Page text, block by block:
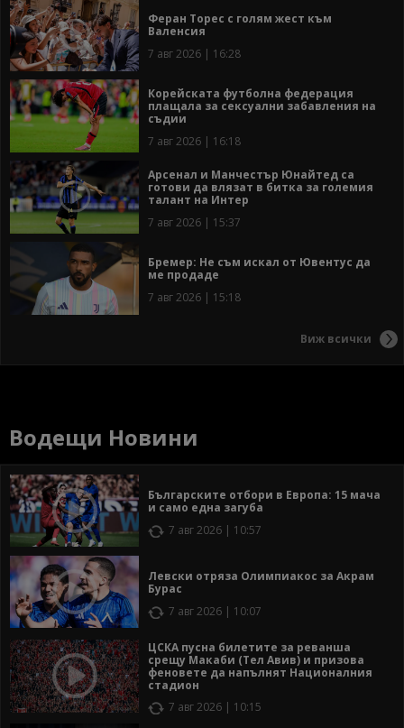
Феран Торес с голям жест към
Валенсия
7 авг 2026 | 16:28
Корейската футболна федерация
плащала за сексуални забавления на
съдии
7 авг 2026 | 16:18
Арсенал и Манчестър Юнайтед са
готови да влязат в битка за големия
талант на Интер
7 авг 2026 | 15:37
Бремер: Не съм искал от Ювентус да
ме продаде
7 авг 2026 | 15:18
Виж всички
Водещи Новини
Българските отбори в Европа: 15 мача
и само една загуба
7 авг 2026 | 10:57
Левски отряза Олимпиакос за Акрам
Бурас
7 авг 2026 | 10:07
ЦСКА пусна билетите за реванша
срещу Макаби (Тел Авив) и призова
феновете да напълнят Националния
стадион
7 авг 2026 | 10:15